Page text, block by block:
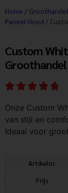
Home /
Paneel Hoed /
Custom
Groothandel
Onze Custom
van stijl en
Ideaal voor
Artikelnr.
Prijs